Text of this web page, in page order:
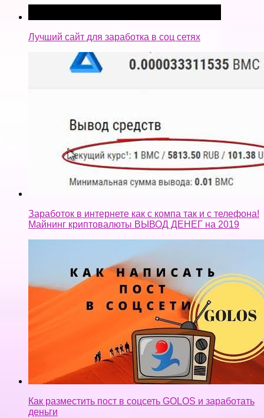
Лучший сайт для заработка в соц сетях
Заработок в интернете как с компа так и с телефона!
Майнинг криптовалюты ВЫВОД ДЕНЕГ на 2019
Как разместить пост в соцсеть GOLOS и заработать
деньги